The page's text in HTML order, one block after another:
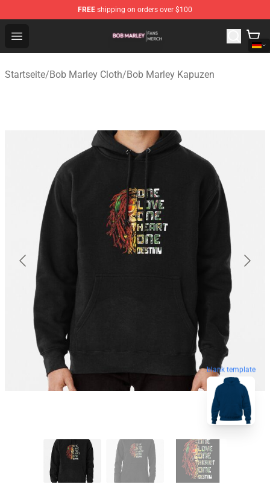
FREE shipping on orders over $100
Open menu
Bob Marley Shop - Official Bob Marley Merchandise
Startseite/Bob Marley Cloth/Bob Marley Kapuzen
blank template